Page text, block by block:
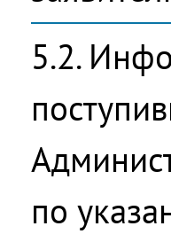
5.2.
по